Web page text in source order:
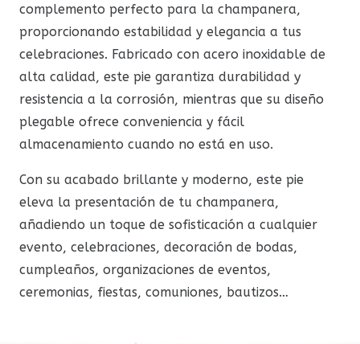
complemento perfecto para la champanera,
proporcionando estabilidad y elegancia a tus
celebraciones. Fabricado con acero inoxidable de
alta calidad, este pie garantiza durabilidad y
resistencia a la corrosión, mientras que su diseño
plegable ofrece conveniencia y fácil
almacenamiento cuando no está en uso.
Con su acabado brillante y moderno, este pie
eleva la presentación de tu champanera,
añadiendo un toque de sofisticación a cualquier
evento, celebraciones, decoración de bodas,
cumpleaños, organizaciones de eventos,
ceremonias, fiestas, comuniones, bautizos…